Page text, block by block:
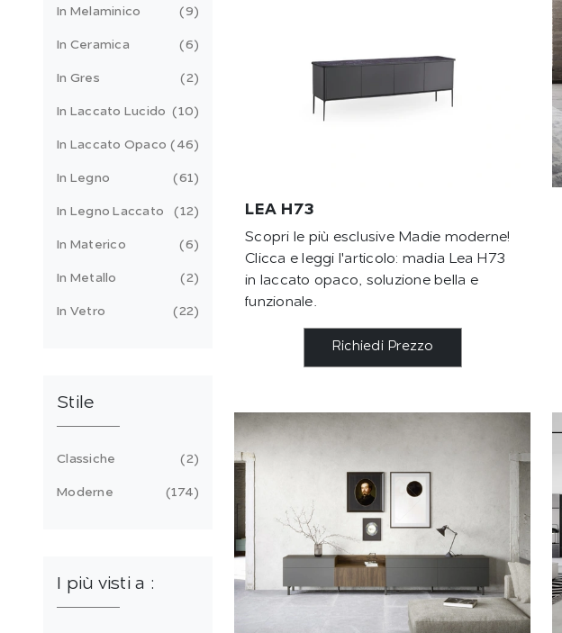
LEA H73
Scopri le più esclusive Madie moderne!
Clicca e leggi l'articolo: madia Lea H73
in laccato opaco, soluzione bella e
funzionale.
Richiedi Prezzo
In Melaminico 9
In Ceramica 6
In Gres 2
In Laccato Lucido 10
In Laccato Opaco 46
In Legno 61
In Legno Laccato 12
In Materico 6
In Metallo 2
In Vetro 22
Stile
Classiche 2
Moderne 174
I più visti a :